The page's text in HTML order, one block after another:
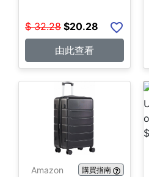
$ 32.28 $20.28
由此查看
Amazon 購買指南